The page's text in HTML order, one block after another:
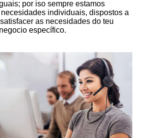
por iso sempre estamos
individuais, dispostos a
as necesidades do teu
específico.